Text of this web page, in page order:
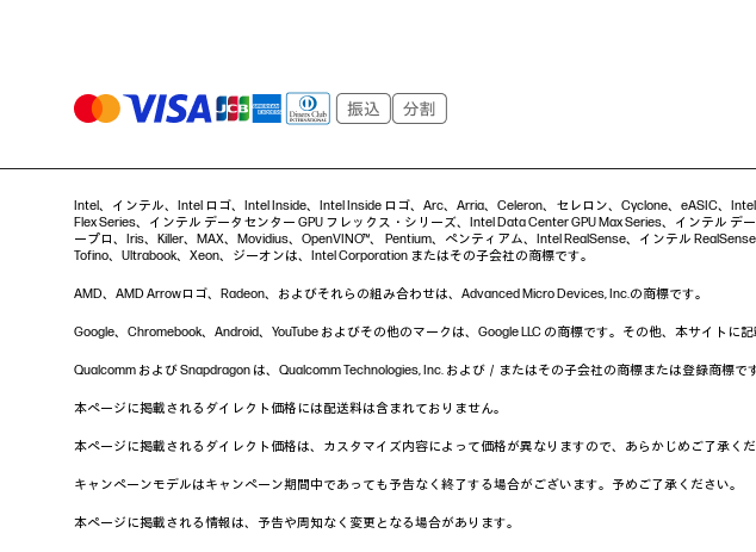
Intel、インテル、Intel ロゴ、Intel Inside、Intel Inside ロゴ、Arc、Arria、Celeron、セレロン、Cyclone、eASIC、
Flex Series、インテル データセンター GPU フレックス・シリーズ、Intel Data Center GPU Max Series、インテル
ープロ、Iris、Killer、MAX、Movidius、OpenVINO™、 Pentium、ペンティアム、Intel RealSense、インテル
Tofino、Ultrabook、Xeon、ジーオンは、Intel Corporation またはその子会社の商標です。
AMD、AMD Arrowロゴ、Radeon、およびそれらの組み合わせは、Advanced Micro Devices, Inc.の商標です。
Google、Chromebook、Android、YouTube およびその他のマークは、Google LLC の商標です。その他、本サイト
Qualcomm および Snapdragon は、Qualcomm Technologies, Inc. および／またはその子会社の商標または登録商標です
本ページに掲載されるダイレクト価格には配送料は含まれておりません。
本ページに掲載されるダイレクト価格は、カスタマイズ内容によって価格が異なりますので、あらかじめご了承くだ
キャンペーンモデルはキャンペーン期間中であっても予告なく終了する場合がございます。予めご了承ください。
本ページに掲載される情報は、予告や周知なく変更となる場合があります。